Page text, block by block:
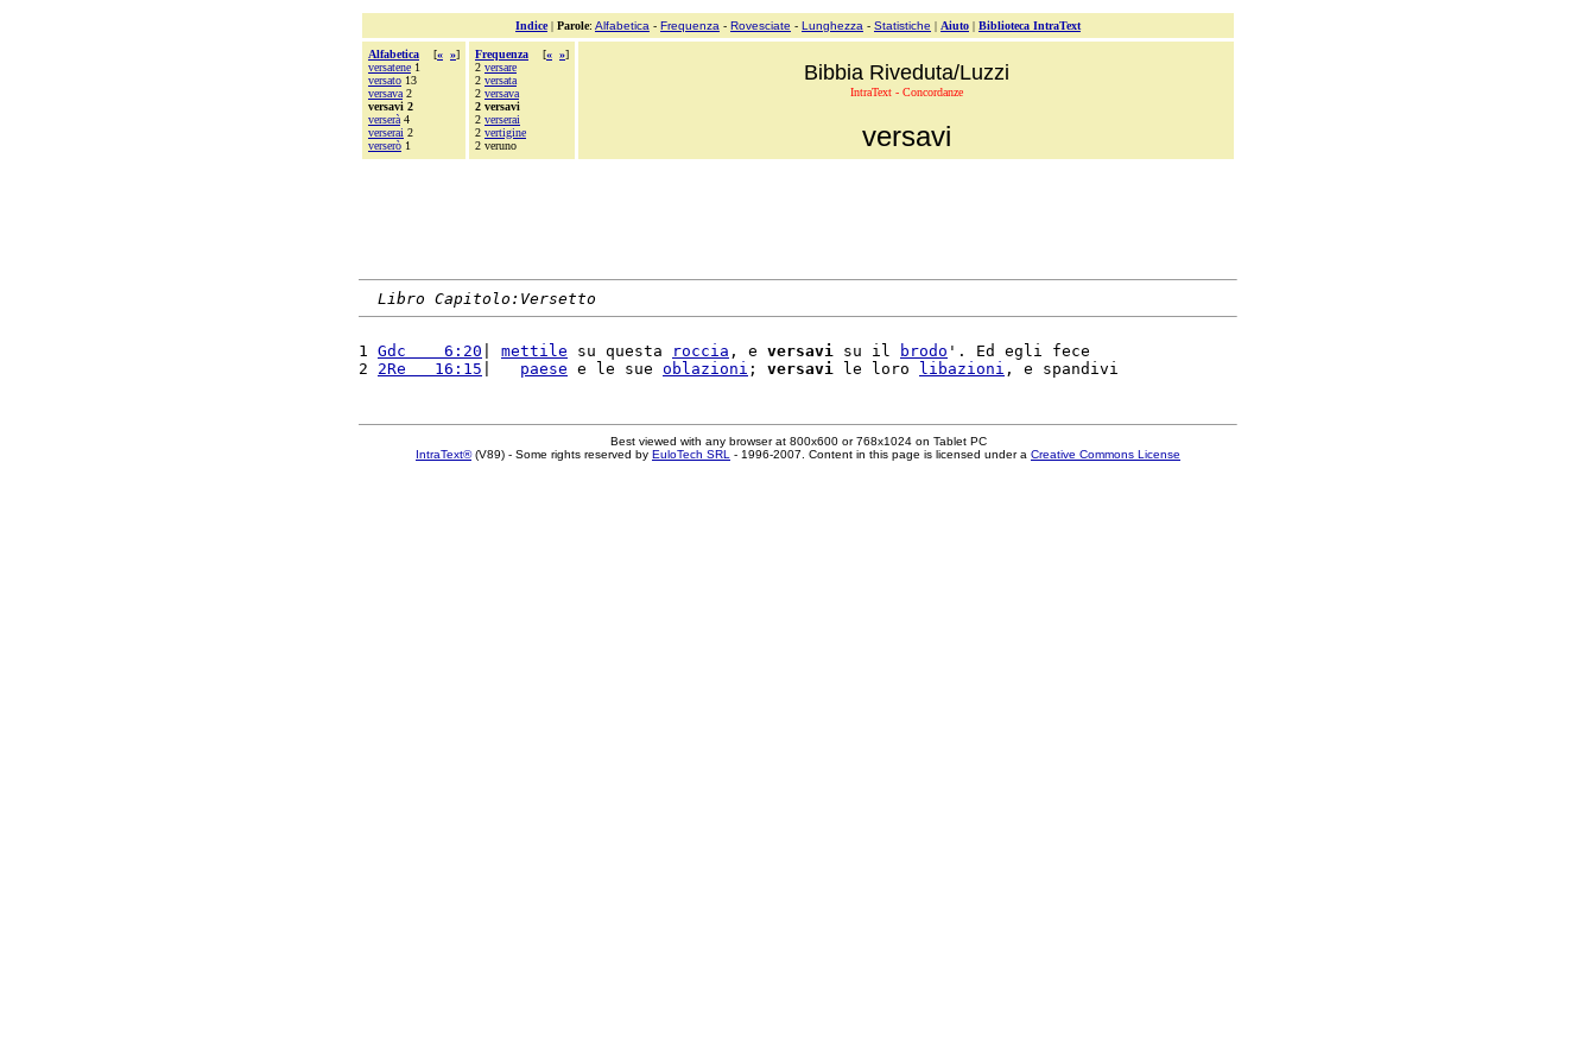
Indice| Parole: Alfabetica - Frequenza - Rovesciate - Lunghezza - Statistiche | Aiuto | Biblioteca IntraText
Alfabetica [« »]
versatene 1
versato 13
versava 2
versavi 2
verserà 4
verserai 2
verserò 1
Frequenza [« »]
2 versare
2 versata
2 versava
2 versavi
2 verserai
2 vertigine
2 veruno
Bibbia Riveduta/Luzzi
IntraText - Concordanze
versavi
Libro Capitolo:Versetto
1 Gdc    6:20 mettile su questa roccia , e versavi su il brodo '. Ed egli fece
2 2Re   16:15 paese e le sue oblazioni ; versavi le loro libazioni
Best viewed with any browser at 800x600 or 768x1024 on Tablet PC
IntraText®(V89) - Some rights reserved by EuloTech SRL - 1996-2007. Content in this page is licensed under a Creative Commons License